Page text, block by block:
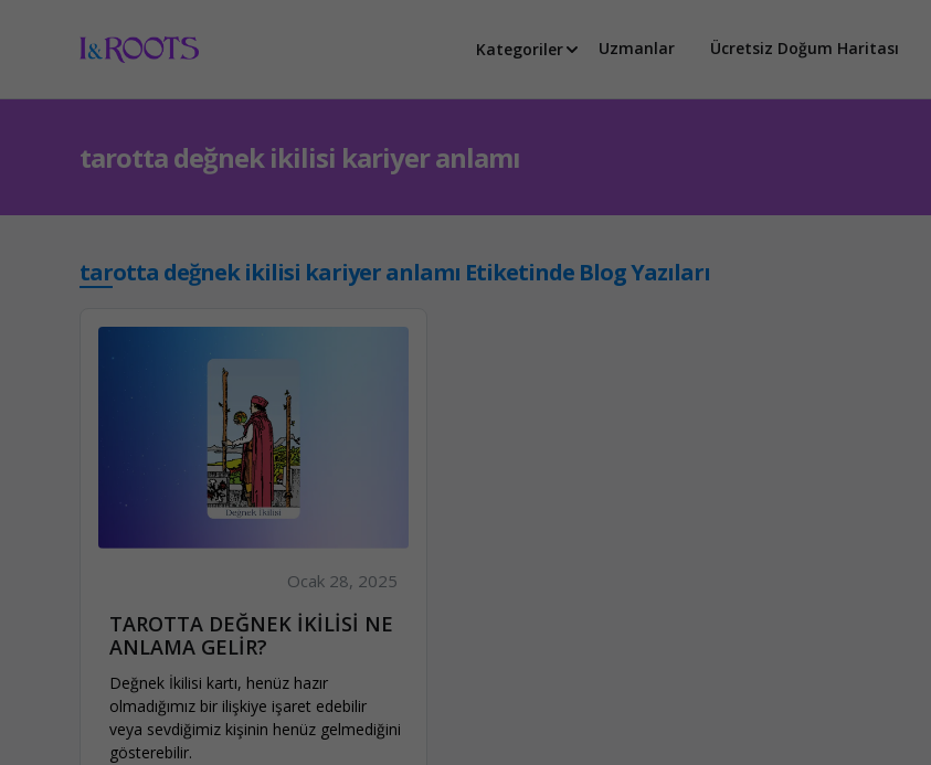
Kategoriler Uzmanlar Ücretsiz Doğum Haritası
tarotta değnek ikilisi kariyer anlamı
tarotta değnek ikilisi kariyer anlamı Etiketinde Blog Yazıları
Ocak 28, 2025
TAROTTA DEĞNEK İKİLİSİ NE
ANLAMA GELİR?
Değnek İkilisi kartı, henüz hazır
olmadığımız bir ilişkiye işaret edebilir
veya sevdiğimiz kişinin henüz gelmediğini
gösterebilir.